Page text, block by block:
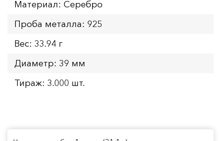
Материал: Серебро
Проба металла: 925
Вес: 33.94 г
Диаметр: 39 мм
Тираж: 3.000 шт.